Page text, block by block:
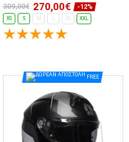
309,00€ 270,00€ -12%
XS S XL XXL
FREE